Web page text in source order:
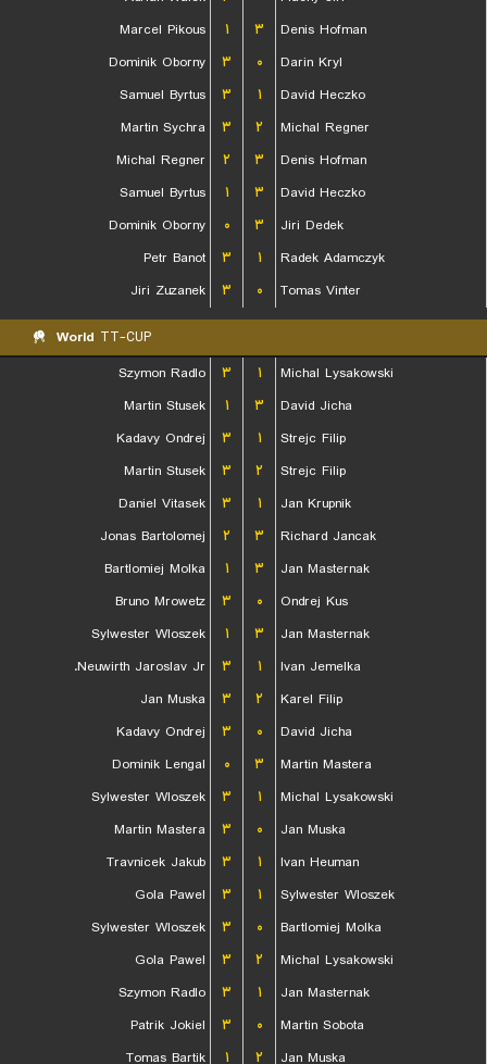
Marcel Pikous
۱ ۳
Denis Hofman
Dominik Oborny
۳ ۰
Darin Kryl
Samuel Byrtus
۳ ۱
David Heczko
Martin Sychra
۳ ۲
Michal Regner
Michal Regner
۲ ۳
Denis Hofman
Samuel Byrtus
۱ ۳
David Heczko
Dominik Oborny
۰ ۳
Jiri Dedek
Petr Banot
۳ ۱
Radek Adamczyk
Jiri Zuzanek
۳ ۰ Tomas Vinter
World TT-CUP
Szymon Radlo
۳ ۱
Michal Lysakowski
Martin Stusek
۱ ۳
David Jicha
Kadavy Ondrej
۳ ۱
Strejc Filip
Martin Stusek
۳ ۲
Strejc Filip
Daniel Vitasek
۳ ۱
Jan Krupnik
Jonas Bartolomej
۲ ۳
Richard Jancak
Bartlomiej Molka
۱ ۳
Jan Masternak
Bruno Mrowetz
۳ ۰
Ondrej Kus
Sylwester Wloszek
۱ ۳
Jan Masternak
Neuwirth Jaroslav Jr.
۳ ۱
Ivan Jemelka
Jan Muska
۳ ۲
Karel Filip
Kadavy Ondrej
۳ ۰
David Jicha
Dominik Lengal
۰ ۳
Martin Mastera
Sylwester Wloszek
۳ ۱
Michal Lysakowski
Martin Mastera
۳ ۰
Jan Muska
Travnicek Jakub
۳ ۱
Ivan Heuman
Gola Pawel
۳ ۱
Sylwester Wloszek
Sylwester Wloszek
۳ ۰
Bartlomiej Molka
Gola Pawel
۳ ۲
Michal Lysakowski
Szymon Radlo
۳ ۱
Jan Masternak
Patrik Jokiel
۳ ۰
Martin Sobota
Tomas Bartik
۱ ۲ Jan Muska